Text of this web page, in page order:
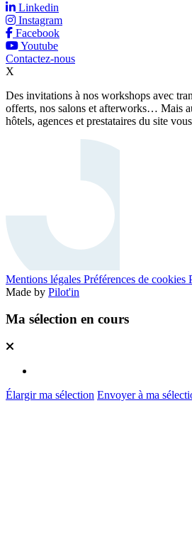
Linkedin
Instagram
Facebook
Youtube
Contactez-nous
X
Des invitations à nos workshops avec
offerts, nos salons et afterworks… Mais
hôtels, agences et prestataires du site
Mentions légales Préférences de cookies
Made by Pilot'in
Ma sélection en cours
Élargir ma sélection Envoyer à ma